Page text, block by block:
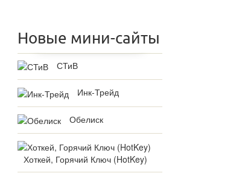
Новые мини-сайты
СТиВ
Инк-Трейд
Обелиск
Хоткей, Горячий Ключ (HotKey)